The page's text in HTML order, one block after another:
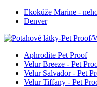
Ekokůže Marine -
Denver
Aphrodite Pet Proof
Velur Breeze - Pet
Velur Salvador - Pet
Velur Tiffany - Pet